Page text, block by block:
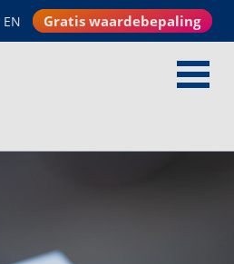
EN Gratis waardebepaling